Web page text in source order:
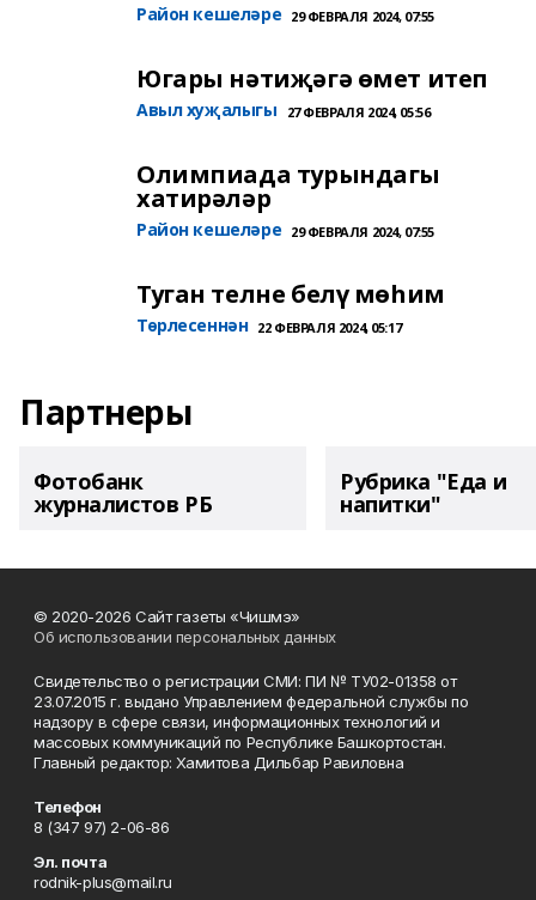
Район кешеләре 29 ФЕВРАЛЯ 2024, 07:55
Югары нәтиҗәгә өмет итеп
Авыл хуҗалыгы 27 ФЕВРАЛЯ 2024, 05:56
Олимпиада турындагы
хатирәләр
Район кешеләре 29 ФЕВРАЛЯ 2024, 07:55
Туган телне белү мөһим
Төрлесеннән 22 ФЕВРАЛЯ 2024, 05:17
Партнеры
Фотобанк
журналистов РБ
Рубрика "Еда и
напитки"
© 2020-2026 Сайт газеты «Чишмэ»
Об использовании персональных данных
Свидетельство о регистрации СМИ: ПИ № ТУ02-01358 от
23.07.2015 г. выдано Управлением федеральной службы по
надзору в сфере связи, информационных технологий и
массовых коммуникаций по Республике Башкортостан.
Главный редактор: Хамитова Дильбар Равиловна
Телефон
8 (347 97) 2-06-86
Эл. почта
rodnik-plus@mail.ru